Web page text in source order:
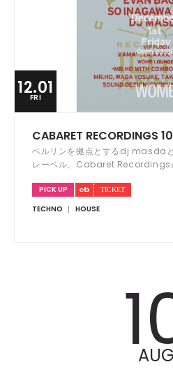
12.01
FRI
CABARET RECORDINGS
ベルリンを拠点とするdj masda
レーベル、Cabaret Recordings
ティーが開催される。
PICK UP
TECHNO
HOUSE
AUG